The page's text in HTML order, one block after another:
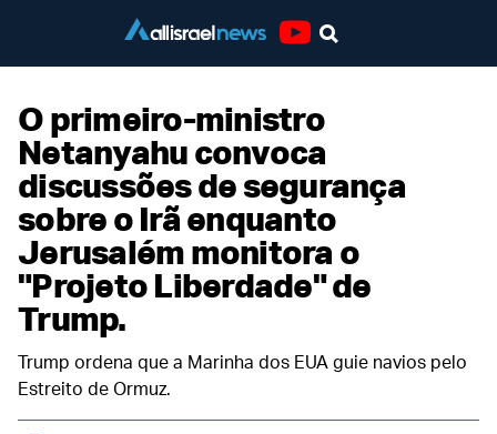
O primeiro-ministro
Netanyahu convoca
discussões de segurança
sobre o Irã enquanto
Jerusalém monitora o
"Projeto Liberdade" de
Trump.
Trump ordena que a Marinha dos EUA guie navios pelo
Estreito de Ormuz.